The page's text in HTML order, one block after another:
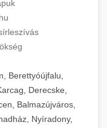
Berettyóújfalu,
Derecske,
Balmazújváros,
Nyíradony,